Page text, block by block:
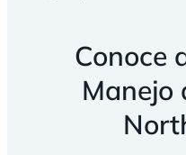
Conoce
Manejo